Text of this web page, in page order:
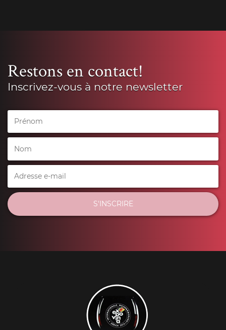
Restons en contact!
Inscrivez-vous à notre newsletter
S'INSCRIRE